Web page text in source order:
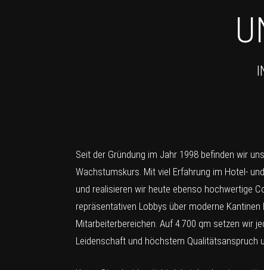
Seit der Gründung im Jahr 1998 befinden wir
Wachstumskurs. Mit viel Erfahrung im Hotel-
und realisieren wir heute ebenso hochwertige
repräsentativen Lobbys über moderne Kantinen
Mitarbeiterbereichen. Auf 4.700 qm setzen wir
Leidenschaft und höchstem Qualitätsanspruch